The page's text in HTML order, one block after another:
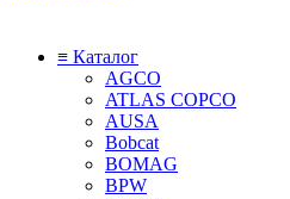
≡ Каталог
AGCO
ATLAS COPCO
AUSA
Bobcat
BOMAG
BPW